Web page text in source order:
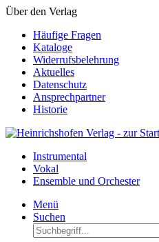
Über den Verlag
Häufige Fragen
Kataloge
Widerrufsbelehrung
Aktuelles
Datenschutz
Ansprechpartner
Historie
Instrumental
Vokal
Ensemble und Orchester
Menü
Suchen